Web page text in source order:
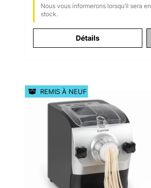
Nous vous informerons lorsqu’il sera en
stock.
Détails
REMIS À NEUF